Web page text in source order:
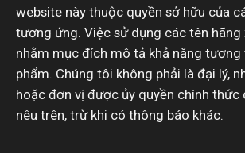
website này thuộc quyền sở hữu của
tương ứng. Việc sử dụng các tên hãng
nhằm mục đích mô tả khả năng tương
phẩm. Chúng tôi không phải là đại lý,
hoặc đơn vị được ủy quyền chính thức
nêu trên, trừ khi có thông báo khác.